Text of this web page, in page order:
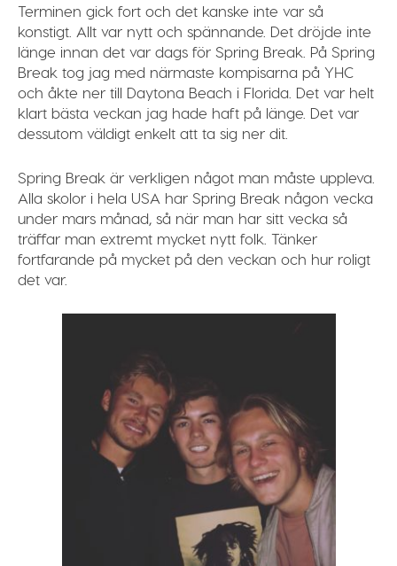
Terminen gick fort och det kanske inte var så
konstigt. Allt var nytt och spännande. Det dröjde inte
länge innan det var dags för Spring Break. På Spring
Break tog jag med närmaste kompisarna på YHC
och åkte ner till Daytona Beach i Florida. Det var helt
klart bästa veckan jag hade haft på länge. Det var
dessutom väldigt enkelt att ta sig ner dit.
Spring Break är verkligen något man måste uppleva.
Alla skolor i hela USA har Spring Break någon vecka
under mars månad, så när man har sitt vecka så
träffar man extremt mycket nytt folk. Tänker
fortfarande på mycket på den veckan och hur roligt
det var.